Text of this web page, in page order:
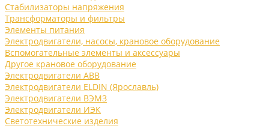
Стабилизаторы напряжения
Трансформаторы и фильтры
Элементы питания
Электродвигатели, насосы, крановое оборудование
Вспомогательные элементы и аксессуары
Другое крановое оборудование
Электродвигатели ABB
Электродвигатели ELDIN (Ярославль)
Электродвигатели ВЭМЗ
Электродвигатели ИЭК
Светотехнические изделия